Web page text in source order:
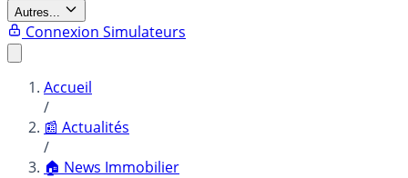
Autres...
Connexion Simulateurs
Accueil
/
📰 Actualités
/
🏠 News Immobilier